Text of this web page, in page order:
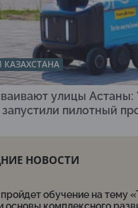
КАЗАХСТАНА
улицы Астаны:
пилотный
НОВОСТИ
пройдет обучение на тему
основы комплексного